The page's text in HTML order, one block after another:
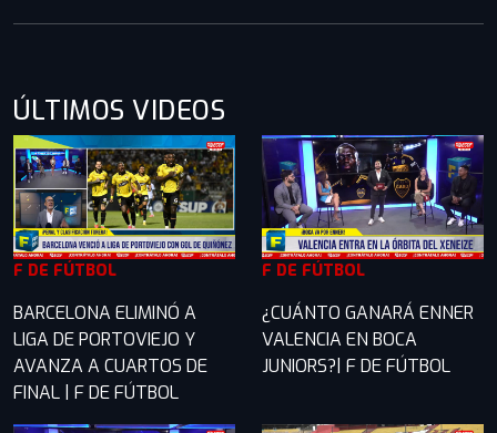
ÚLTIMOS VIDEOS
F DE FÚTBOL
BARCELONA ELIMINÓ A
LIGA DE PORTOVIEJO Y
AVANZA A CUARTOS DE
FINAL | F DE FÚTBOL
F DE FÚTBOL
¿CUÁNTO GANARÁ ENNER
VALENCIA EN BOCA
JUNIORS?| F DE FÚTBOL